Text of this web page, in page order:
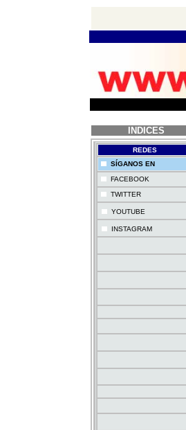
INDICES